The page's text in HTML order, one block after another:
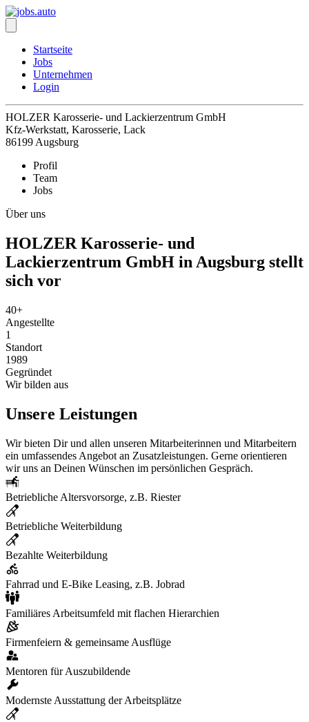
Startseite
Jobs
Unternehmen
Login
HOLZER Karosserie- und Lackierzentrum GmbH
Kfz-Werkstatt, Karosserie, Lack
86199 Augsburg
Profil
Team
Jobs
Über uns
HOLZER Karosserie- und
Lackierzentrum GmbH in Augsburg stellt
sich vor
40+
Angestellte
1
Standort
1989
Gegründet
Wir bilden aus
Unsere Leistungen
Wir bieten Dir und allen unseren Mitarbeiterinnen und Mitarbeitern
ein umfassendes Angebot an Zusatzleistungen. Gerne orientieren
wir uns an Deinen Wünschen im persönlichen Gespräch.
Betriebliche Altersvorsorge, z.B. Riester
Betriebliche Weiterbildung
Bezahlte Weiterbildung
Fahrrad und E-Bike Leasing, z.B. Jobrad
Familiäres Arbeitsumfeld mit flachen Hierarchien
Firmenfeiern & gemeinsame Ausflüge
Mentoren für Auszubildende
Modernste Ausstattung der Arbeitsplätze